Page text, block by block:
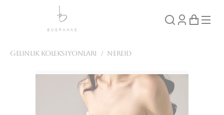
Gelinlik Koleksiyonları / Nereid